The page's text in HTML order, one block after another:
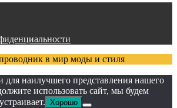
в мир моды и стиля
наилучшего представления нашего
использовать сайт, мы будем
Хорошо